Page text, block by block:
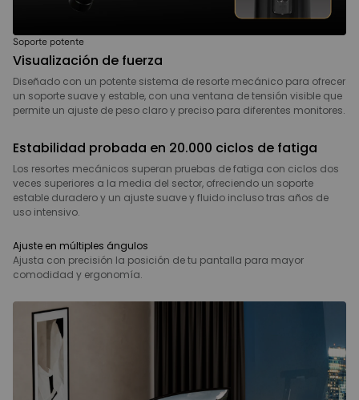
Soporte potente
Visualización de fuerza
Diseñado con un potente sistema de resorte mecánico para ofrecer
un soporte suave y estable, con una ventana de tensión visible que
permite un ajuste de peso claro y preciso para diferentes monitores.
Estabilidad probada en 20.000 ciclos de fatiga
Los resortes mecánicos superan pruebas de fatiga con ciclos dos
veces superiores a la media del sector, ofreciendo un soporte
estable duradero y un ajuste suave y fluido incluso tras años de
uso intensivo.
Ajuste en múltiples ángulos
Ajusta con precisión la posición de tu pantalla para mayor
comodidad y ergonomía.